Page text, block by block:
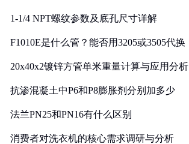
1-1/4 NPT螺纹参数及底孔尺寸详解
F1010E是什么管？能否用3205或3505代换
20x40x2镀锌方管单米重量计算与应用分析
抗渗混凝土中P6和P8膨胀剂分别加多少
法兰PN25和PN16有什么区别
消费者对洗衣机的核心需求调研与分析